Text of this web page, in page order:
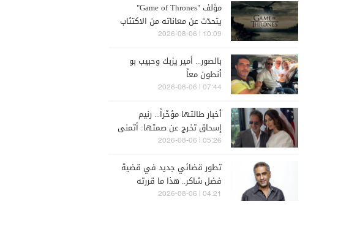
مؤلف "Game of Thrones"
يتحدّث عن معاناته من الاكتئاب
10:09 | 2026-08-06
بالصور... أمير يزبك وحبيب بو
أنطون معاً
07:44 | 2026-08-06
أخبار طالتها مؤخّراً... رنيم
إسحاق تخرج عن صمتها: أتمنى
لأمير يزبك التوفيق
05:26 | 2026-08-06
تطور قضائي جديد في قضية
فضل شاكر.. هذا ما قررته
المحكمة العسكرية
04:21 | 2026-08-06